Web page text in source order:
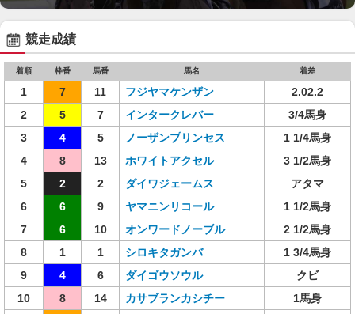
競走成績
着順 枠番 馬番 馬名 着差
1 7 11 フジヤマケンザン
2.02.2
2
5 7 インタークレバー
3/4馬身
3
4 5 ノーザンプリンセス
1 1/4馬身
4
8 13 ホワイトアクセル
3 1/2馬身
5
2 2 ダイワジェームス
アタマ
6
6 9 ヤマニンリコール
1 1/2馬身
7
6 10 オンワードノーブル
2 1/2馬身
8
1 1 シロキタガンバ
1 3/4馬身
9
4 6 ダイゴウソウル
クビ
10
8 14 カサブランカシチー
1馬身